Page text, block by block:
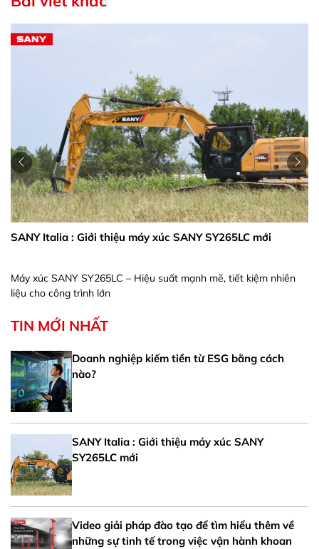
SANY Italia : Giới thiệu máy xúc SANY SY265LC mới
Máy xúc SANY SY265LC – Hiệu suất mạnh mẽ, tiết kiệm nhiên
liệu cho công trình lớn
TIN MỚI NHẤT
Doanh nghiệp kiếm tiền từ ESG bằng cách
nào?
SANY Italia : Giới thiệu máy xúc SANY
SY265LC mới
Video giải pháp đào tạo để tìm hiểu thêm về
những sự tinh tế trong việc vận hành khoan